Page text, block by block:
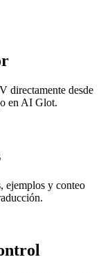
directamente desde
en AI Glot.
ejemplos y conteo